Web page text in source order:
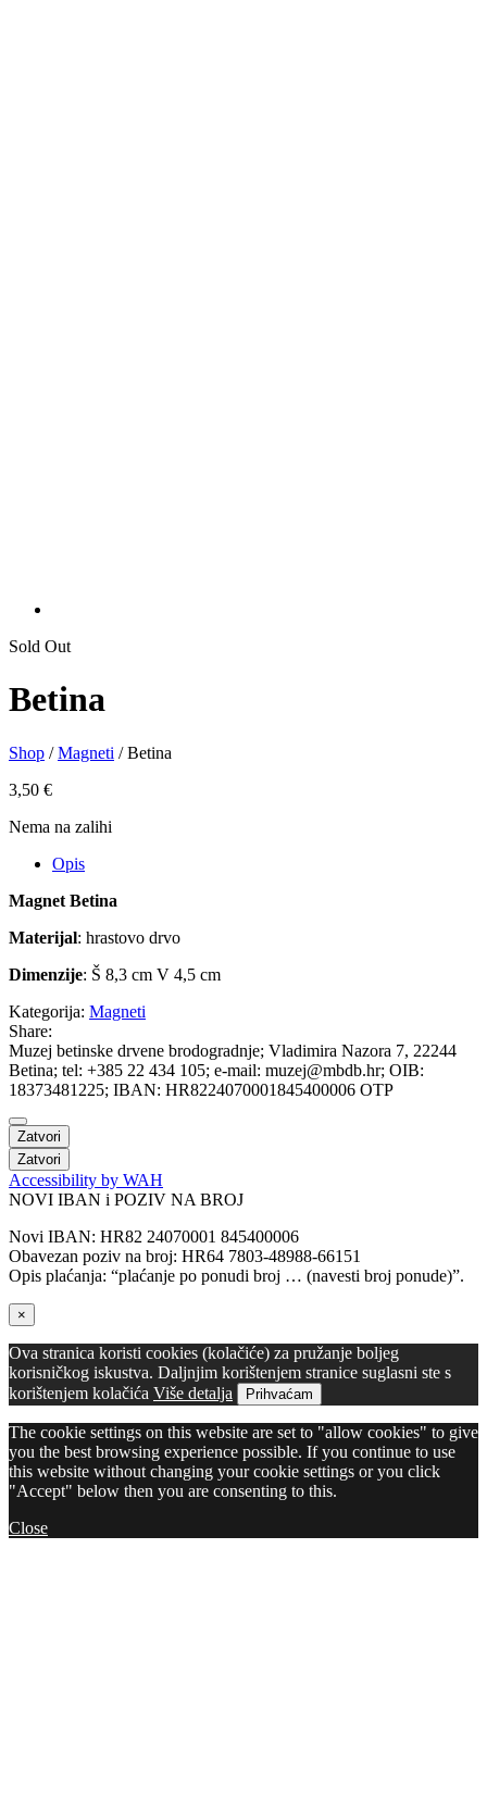
Sold Out
Betina
Shop /Magneti / Betina
3,50 €
Nema na zalihi
Opis
Magnet Betina
Materijal: hrastovo drvo
Dimenzije: Š 8,3 cm V 4,5 cm
Kategorija: Magneti
Share:
Muzej betinske drvene brodogradnje; Vladimira Nazora 7, 22244
Betina; tel: +385 22 434 105; e-mail: muzej@mbdb.hr; OIB:
18373481225; IBAN: HR8224070001845400006 OTP
Zatvori
Zatvori
Accessibility by WAH
NOVI IBAN i POZIV NA BROJ
Novi IBAN: HR82 24070001 845400006
Obavezan poziv na broj: HR64 7803-48988-66151
Opis plaćanja: “plaćanje po ponudi broj … (navesti broj ponude)”.
×
Ova stranica koristi cookies (kolačiće) za pružanje boljeg
korisničkog iskustva. Daljnjim korištenjem stranice suglasni ste s
korištenjem kolačića Više detalja Prihvaćam
The cookie settings on this website are set to "allow cookies" to give
you the best browsing experience possible. If you continue to use
this website without changing your cookie settings or you click
"Accept" below then you are consenting to this.
Close